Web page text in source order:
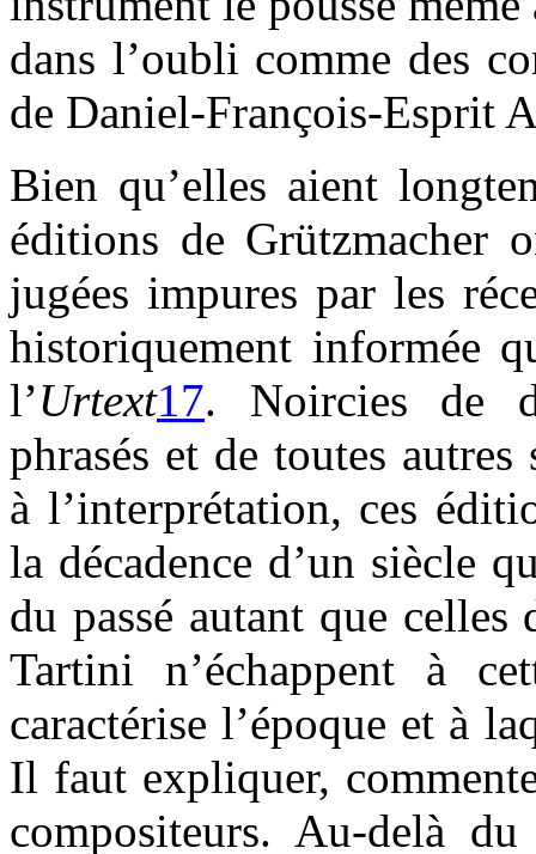
dans l’oubli comme des
de Daniel-François-Esprit
Bien qu’elles aient
éditions de Grützmacher
jugées impures par les
historiquement informée
l’Urtext17. Noircies de
phrasés et de toutes
à l’interprétation, ces
la décadence d’un siècle
du passé autant que celles
Tartini n’échappent à
caractérise l’époque et à
Il faut expliquer,
compositeurs. Au-delà